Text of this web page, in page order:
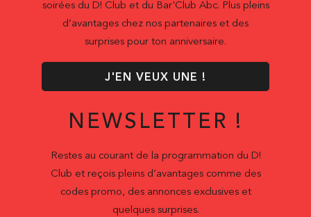
soirées du D! Club et du Bar'Club Abc. Plus pleins
d’avantages chez nos partenaires et des
surprises pour ton anniversaire.
J'EN VEUX UNE !
NEWSLETTER !
Restes au courant de la programmation du D!
Club et reçois pleins d’avantages comme des
codes promo, des annonces exclusives et
quelques surprises.